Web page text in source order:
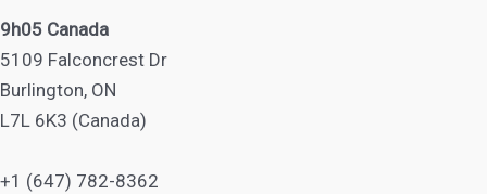
9h05 Canada
5109 Falconcrest Dr
Burlington, ON
L7L 6K3 (Canada)
+1 (647) 782-8362